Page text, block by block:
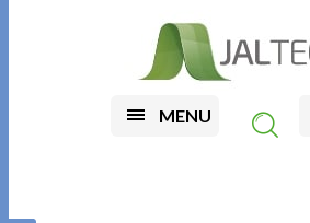
MENU